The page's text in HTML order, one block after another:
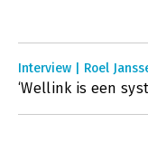
Interview | Roel
‘Wellink is een